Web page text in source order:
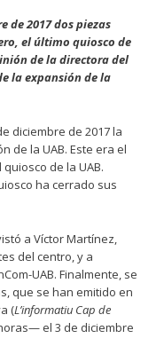
de 2017 dos piezas
el último quiosco de
de la directora del
la expansión de la
diciembre de 2017 la
de la UAB. Este era el
de la UAB.
ha cerrado sus
a Víctor Martínez,
del centro, y a
UAB. Finalmente, se
que se han emitido en
(L’informatiu Cap de
el 3 de diciembre